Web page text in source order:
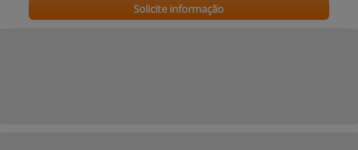
Solicite informação